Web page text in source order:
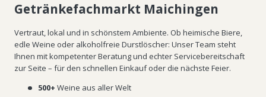
Getränkefachmarkt Maichingen
Vertraut, lokal und in schönstem Ambiente. Ob heimische Biere,
edle Weine oder alkoholfreie Durstlöscher: Unser Team steht
Ihnen mit kompetenter Beratung und echter Servicebereitschaft
zur Seite – für den schnellen Einkauf oder die nächste Feier.
500+ Weine aus aller Welt